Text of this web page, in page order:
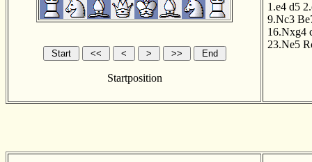
Startposition
1.e4 d5
9.Nc3
16.Nxg4
23.Ne5